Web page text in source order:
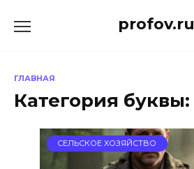
profov.ru
ГЛАВНАЯ
Категория буквы:
СЕЛЬСКОЕ ХОЗЯЙСТВО